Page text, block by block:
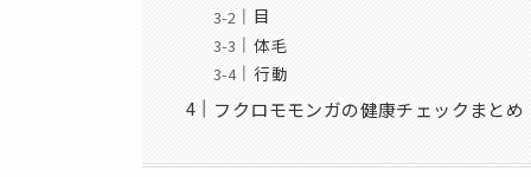
目
体毛
行動
フクロモモンガの健康チェックまとめ